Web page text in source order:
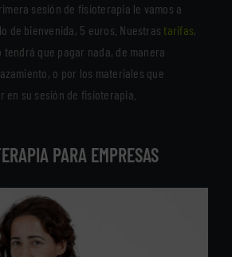
sesión de fisioterapia le vamos a
de bienvenida, 5 euros. Nuestrastarifas,
tendrá que pagar nada, de manera
o por los materiales que
en su sesión de fisioterapia.
PARA EMPRESAS